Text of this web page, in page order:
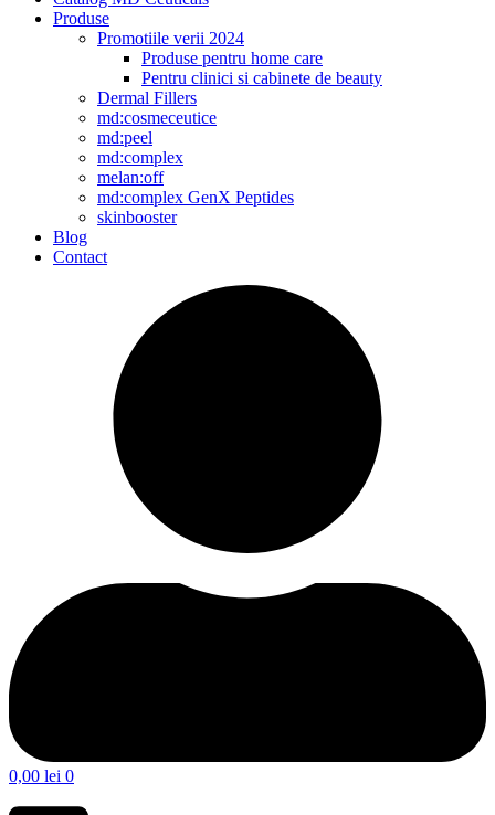
Produse
Promotiile verii 2024
Produse pentru home care
Pentru clinici si cabinete de beauty
Dermal Fillers
md:cosmeceutice
md:peel
md:complex
melan:off
md:complex GenX Peptides
skinbooster
Blog
Contact
0,00 lei 0